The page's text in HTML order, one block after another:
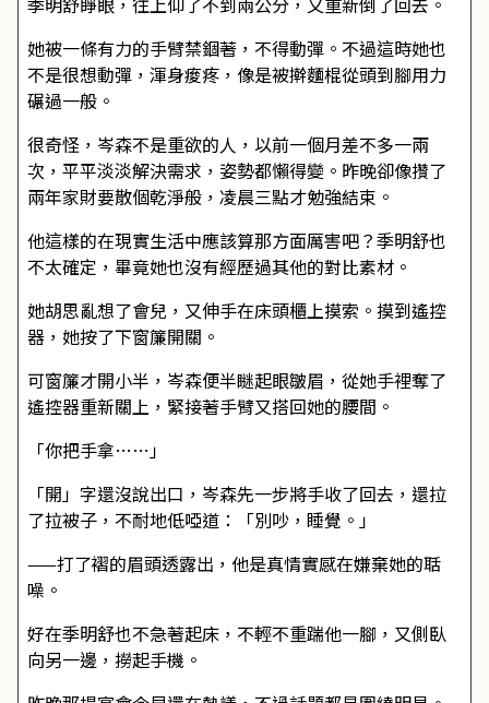
她被一條有力的手臂禁錮著，不得動彈。不過這時她也
不是很想動彈，渾身痠疼，像是被擀麵棍從頭到腳用力
碾過一般。
很奇怪，岑森不是重欲的人，以前一個月差不多一兩
次，平平淡淡解決需求，姿勢都懶得變。昨晚卻像攢了
兩年家財要散個乾淨般，凌晨三點才勉強結束。
他這樣的在現實生活中應該算那方面厲害吧？季明舒也
不太確定，畢竟她也沒有經歷過其他的對比素材。
她胡思亂想了會兒，又伸手在床頭櫃上摸索。摸到遙控
器，她按了下窗簾開關。
可窗簾才開小半，岑森便半瞇起眼皺眉，從她手裡奪了
遙控器重新關上，緊接著手臂又搭回她的腰間。
「你把手拿……」
「開」字還沒說出口，岑森先一步將手收了回去，還拉
了拉被子，不耐地低啞道：「別吵，睡覺。」
——打了褶的眉頭透露出，他是真情實感在嫌棄她的聒
噪。
好在季明舒也不急著起床，不輕不重踹他一腳，又側臥
向另一邊，撈起手機。